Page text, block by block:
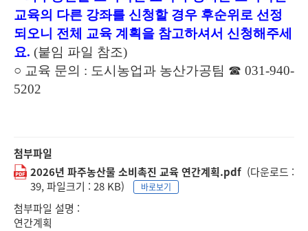
교육의 다른 강좌를 신청할 경우 후순위로 선정
되오니 전체 교육 계획을 참고하셔서 신청해주세
요. (붙임 파일 참조)
○ 교육 문의 : 도시농업과 농산가공팀 ☎ 031-940-
5202
첨부파일
2026년 파주농산물 소비촉진 교육 연간계획.pdf (다운로드 :
39, 파일크기 : 28 KB)
바로보기
첨부파일 설명 :
연간계획